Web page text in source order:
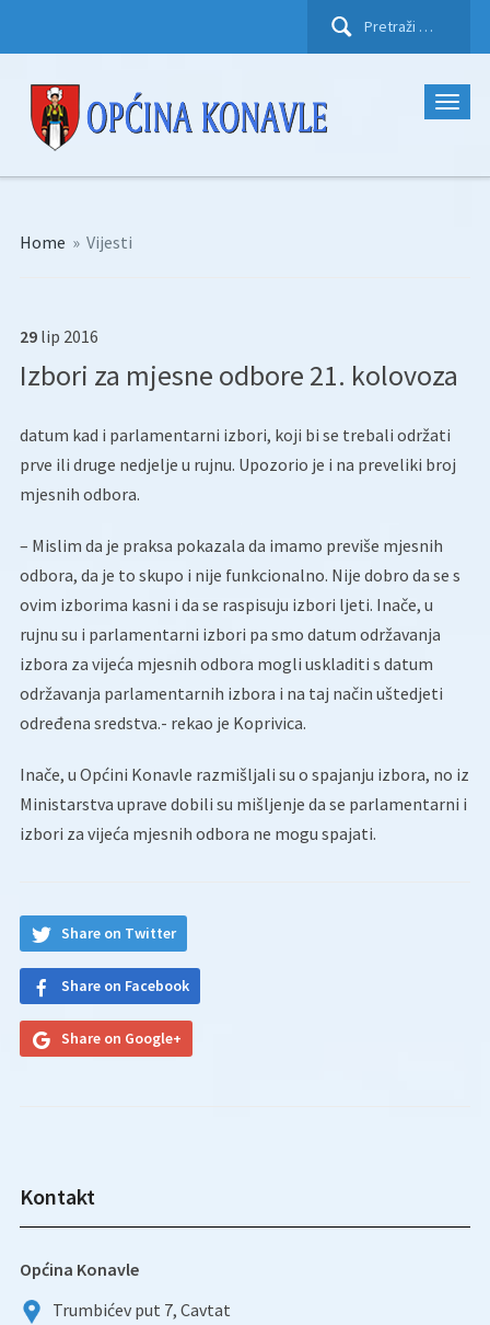
Pretraži:
Home » Vijesti
29 lip 2016
Izbori za mjesne odbore 21. kolovoza
datum kad i parlamentarni izbori, koji bi se trebali održati
prve ili druge nedjelje u rujnu. Upozorio je i na preveliki broj
mjesnih odbora.
– Mislim da je praksa pokazala da imamo previše mjesnih
odbora, da je to skupo i nije funkcionalno. Nije dobro da se s
ovim izborima kasni i da se raspisuju izbori ljeti. Inače, u
rujnu su i parlamentarni izbori pa smo datum održavanja
izbora za vijeća mjesnih odbora mogli uskladiti s datum
održavanja parlamentarnih izbora i na taj način uštedjeti
određena sredstva.- rekao je Koprivica.
Inače, u Općini Konavle razmišljali su o spajanju izbora, no iz
Ministarstva uprave dobili su mišljenje da se parlamentarni i
izbori za vijeća mjesnih odbora ne mogu spajati.
Share on Twitter
Share on Facebook
Share on Google+
Kontakt
Općina Konavle
Trumbićev put 7, Cavtat